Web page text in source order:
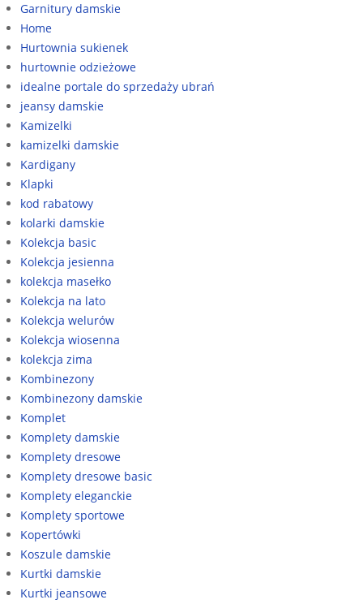
Garnitury damskie
Home
Hurtownia sukienek
hurtownie odzieżowe
idealne portale do sprzedaży ubrań
jeansy damskie
Kamizelki
kamizelki damskie
Kardigany
Klapki
kod rabatowy
kolarki damskie
Kolekcja basic
Kolekcja jesienna
kolekcja masełko
Kolekcja na lato
Kolekcja welurów
Kolekcja wiosenna
kolekcja zima
Kombinezony
Kombinezony damskie
Komplet
Komplety damskie
Komplety dresowe
Komplety dresowe basic
Komplety eleganckie
Komplety sportowe
Kopertówki
Koszule damskie
Kurtki damskie
Kurtki jeansowe